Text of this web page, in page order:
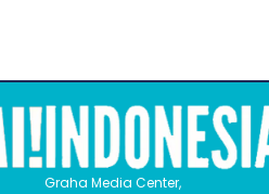
Graha Media Center,